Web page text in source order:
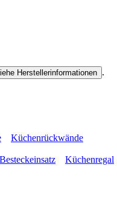
Herstellerinformationen .
Küchenrückwände
Besteckeinsatz Küchenregal